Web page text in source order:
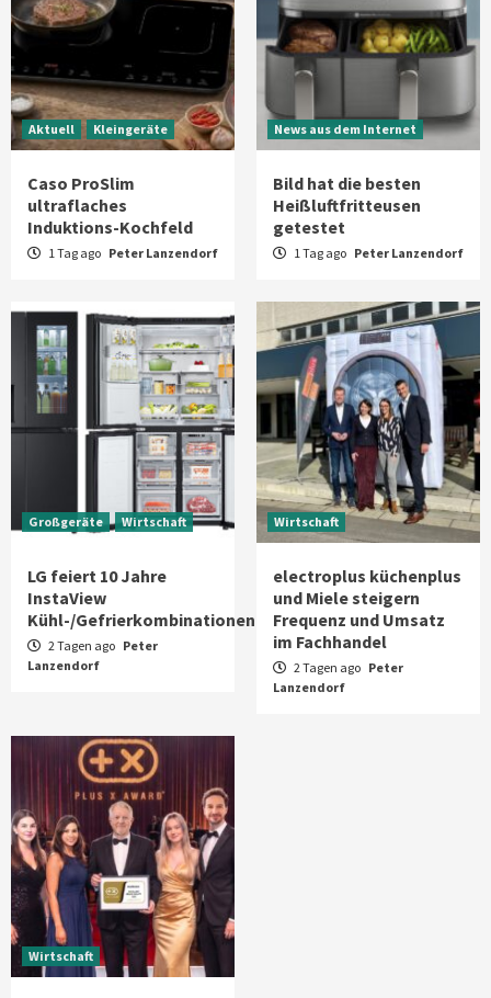
Aktuell Kleingeräte
Caso ProSlim
ultraflaches
Induktions-Kochfeld
1 Tag ago Peter Lanzendorf
News aus dem Internet
Bild hat die besten
Heißluftfritteusen
getestet
1 Tag ago Peter Lanzendorf
Großgeräte Wirtschaft
LG feiert 10 Jahre
InstaView
Kühl-/Gefrierkombinationen
2 Tagen ago Peter
Lanzendorf
Wirtschaft
electroplus küchenplus
und Miele steigern
Frequenz und Umsatz
im Fachhandel
2 Tagen ago Peter
Lanzendorf
Wirtschaft